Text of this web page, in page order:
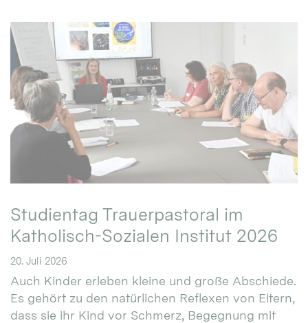
Studientag Trauerpastoral im
Katholisch-Sozialen Institut 2026
20. Juli 2026
Auch Kinder erleben kleine und große Abschiede.
Es gehört zu den natürlichen Reflexen von Eltern,
dass sie ihr Kind vor Schmerz, Begegnung mit